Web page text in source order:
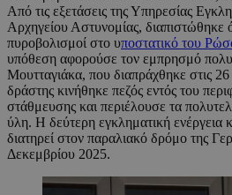
Από τις εξετάσεις της Υπηρεσίας
Αρχηγείου Αστυνομίας, διαπιστώθηκε
πυροβολισμοί στο υποστατικό του
υπόθεση αφορούσε τον εμπρησμό
Μουτταγιάκα, που διαπράχθηκε στις
δράστης κινήθηκε πεζός εντός του
στάθμευσης και περιέλουσε τα
ύλη. Η δεύτερη εγκληματική
διατηρεί στον παραλιακό δρόμο της
Δεκεμβρίου 2025.